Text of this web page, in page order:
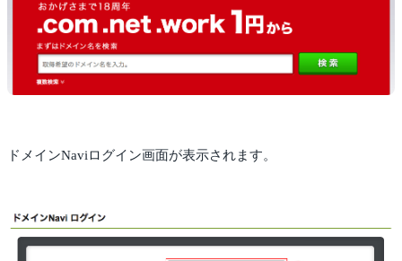
ドメインNaviログイン画面が表示されます。